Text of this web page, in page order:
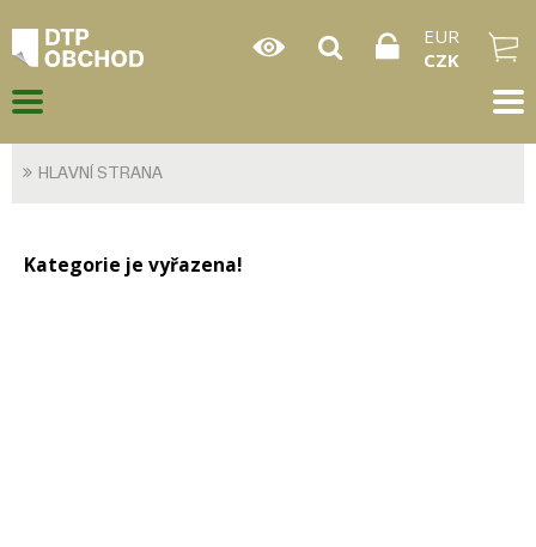
EUR
CZK
HLAVNÍ STRANA
Kategorie je vyřazena!